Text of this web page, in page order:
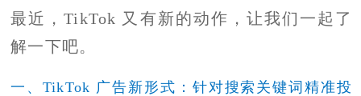
最近，TikTok 又有新的动作，让我们一起了
解一下吧。
一、TikTok 广告新形式：针对搜索关键词精准投